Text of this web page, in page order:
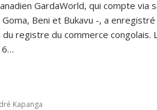
GardaWorld, qui compte
Goma, Beni et Bukavu -, a
du registre du commerce
6…
Kapanga